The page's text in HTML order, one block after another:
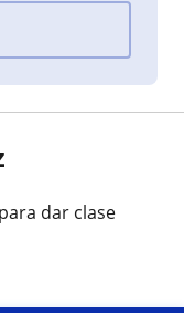
dar clase